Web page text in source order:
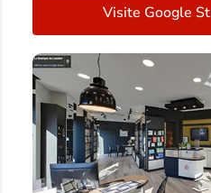
Visite Google